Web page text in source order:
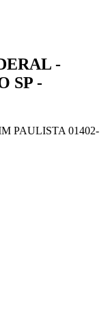
-
SP -
PAULISTA 01402-